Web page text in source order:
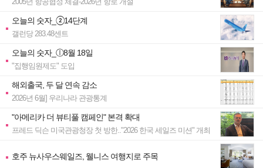
오늘의 숫자_②14단계
갤런당 283.48센트
오늘의 숫자_ⓛ8월 18일
"집행임원제도" 도입
해외출국, 두 달 연속 감소
2026년 6월] 우리나라 관광통계
"아메리카 더 뷰티풀 캠페인" 본격 확대
프레드 딕슨 미국관광청장 첫 방한.."2026 한국 세일즈 미션" 개최
호주 뉴사우스웨일즈, 웰니스 여행지로 주목